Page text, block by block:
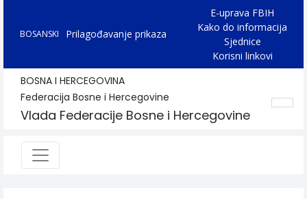
BOSANSKI Prilagođavanje prikaza
E-uprava FBIH
Kako do informacija
Sjednice
Korisni linkovi
BOSNA I HERCEGOVINA
Federacija Bosne i Hercegovine
Vlada Federacije Bosne i Hercegovine